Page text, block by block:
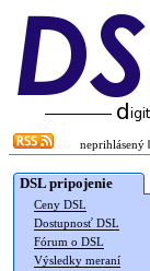
neprihlásený
DSL pripojenie
Ceny DSL
Dostupnosť DSL
Fórum o DSL
Výsledky meraní